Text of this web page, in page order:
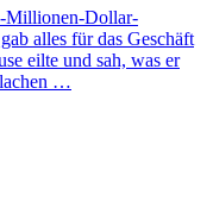
Millionen-Dollar-
alles für das Geschäft
eilte und sah, was er
lachen …